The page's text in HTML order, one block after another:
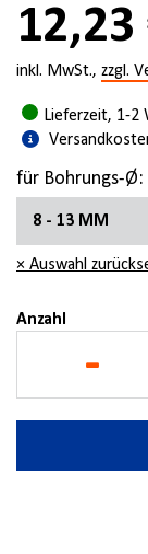
12,23
inkl. MwSt., zzgl.
Lieferzeit, 1-2
für Bohrungs-Ø:
8 - 13 MM
8 - 13 MM
12 - 25 MM
19 - 60 MM
× Auswahl
Anzahl
-